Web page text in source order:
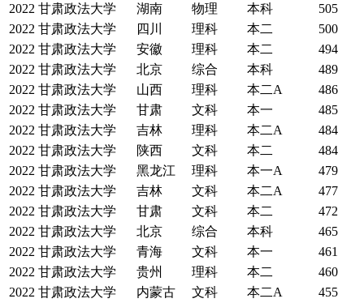
2022 甘肃政法大学 湖南 物理 本科
505
2022 甘肃政法大学 四川 理科 本二
500
2022 甘肃政法大学 安徽 理科 本二
494
2022 甘肃政法大学 北京 综合 本科
489
2022 甘肃政法大学 山西 理科 本二A
486
2022 甘肃政法大学 甘肃 文科 本一
485
2022 甘肃政法大学 吉林 理科 本二A
484
2022 甘肃政法大学 陕西 文科 本二
484
2022 甘肃政法大学 黑龙江 理科 本一A
479
2022 甘肃政法大学 吉林 文科 本二A
477
2022 甘肃政法大学 甘肃 文科 本二
472
2022 甘肃政法大学 北京 综合 本科
465
2022 甘肃政法大学 青海 文科 本一
461
2022 甘肃政法大学 贵州 理科 本二
460
2022 甘肃政法大学 内蒙古 文科 本二A 455